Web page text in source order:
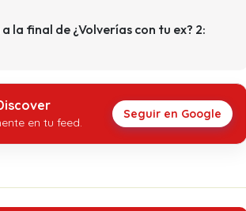
la final de ¿Volverías con tu ex? 2:
en tu feed.
Seguir en Google